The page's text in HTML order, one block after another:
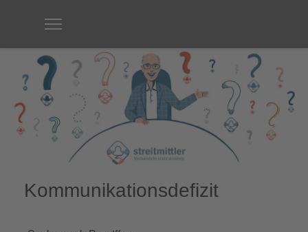
Kommunikationsdefizit